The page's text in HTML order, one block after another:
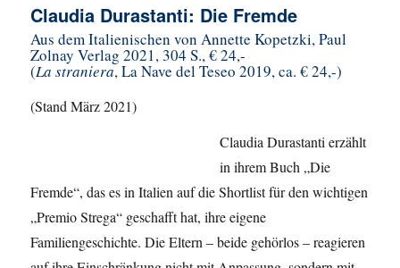
Claudia Durastanti: Die Fremde
Aus dem Italienischen von Annette Kopetzki, Paul
Zolnay Verlag 2021, 304 S., € 24,-
(La straniera, La Nave del Teseo 2019, ca. € 24,-)
(Stand März 2021)
Claudia Durastanti erzählt
in ihrem Buch „Die
Fremde“, das es in Italien auf die Shortlist für den wichtigen
„Premio Strega“ geschafft hat, ihre eigene
Familiengeschichte. Die Eltern – beide gehörlos – reagieren